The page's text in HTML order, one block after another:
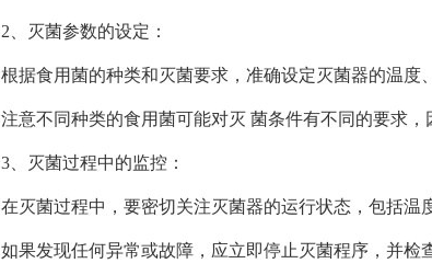
2、灭菌参数的设定：
根据食用菌的种类和灭菌要求，准确设定灭菌器的温度
注意不同种类的食用菌可能对灭 菌条件有不同的要求
3、灭菌过程中的监控：
在灭菌过程中，要密切关注灭菌器的运行状态，包括温
如果发现任何异常或故障，应立即停止灭菌程序，并检